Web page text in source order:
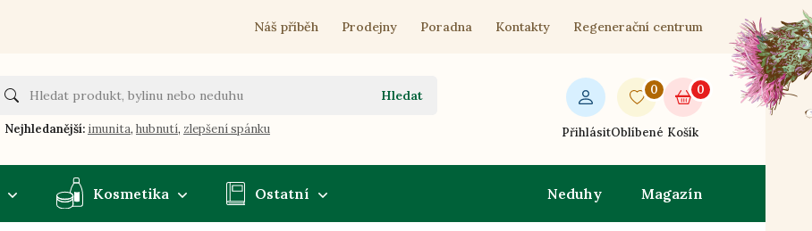
Náš příběh Prodejny Poradna Kontakty Regenerační centrum
Hledat
Nejhledanější: imunita, hubnutí, zlepšení spánku Přihlásit
0
Oblíbené
0
Košík
Kosmetika Ostatní Neduhy Magazín